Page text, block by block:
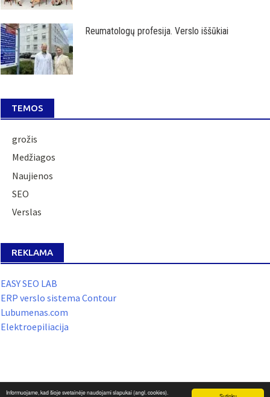
Informuojame, kad šioje svetainėje naudojami slapukai (angl. cookies).
Reumatologų profesija. Verslo iššūkiai
TEMOS
grožis
Medžiagos
Naujienos
SEO
Verslas
REKLAMA
EASY SEO LAB
ERP verslo sistema Contour
Lubumenas.com
Elektroepiliacija